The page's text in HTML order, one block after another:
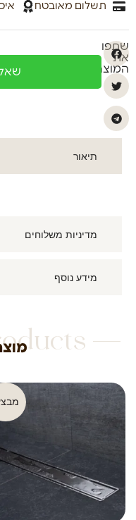
תשלום מאובטח
שתפו
את
המוצר
תיאור
מדיניות משלוחים
מידע נוסף